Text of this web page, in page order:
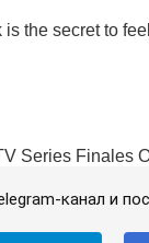
канал и